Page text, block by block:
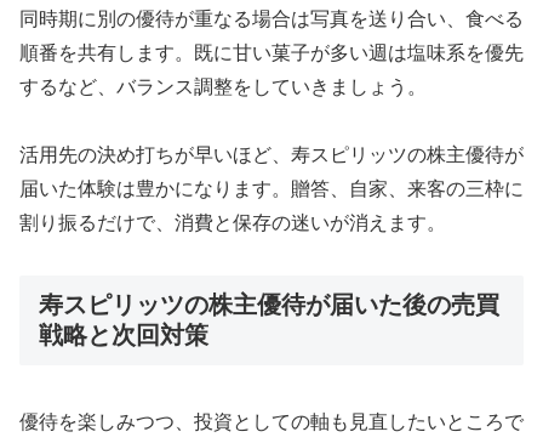
同時期に別の優待が重なる場合は写真を送り合い、食べる
順番を共有します。既に甘い菓子が多い週は塩味系を優先
するなど、バランス調整をしていきましょう。
活用先の決め打ちが早いほど、寿スピリッツの株主優待が
届いた体験は豊かになります。贈答、自家、来客の三枠に
割り振るだけで、消費と保存の迷いが消えます。
寿スピリッツの株主優待が届いた後の売買
戦略と次回対策
優待を楽しみつつ、投資としての軸も見直したいところで